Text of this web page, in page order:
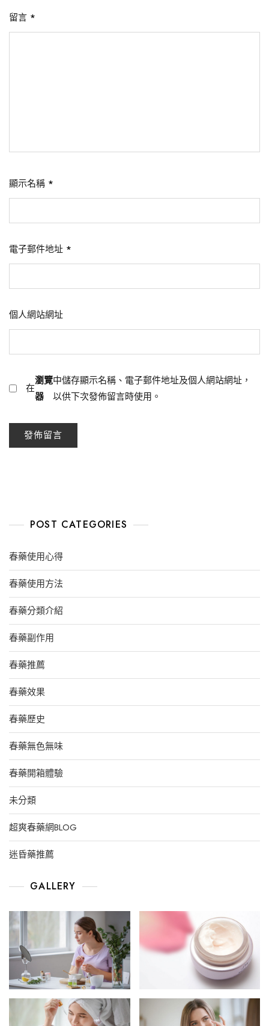
留言 *
顯示名稱 *
電子郵件地址 *
個人網站網址
在
瀏覽
器
中儲存顯示名稱、電子郵件地址及個人網站網址，
以供下次發佈留言時使用。
POST CATEGORIES
春藥使用心得
春藥使用方法
春藥分類介紹
春藥副作用
春藥推薦
春藥效果
春藥歷史
春藥無色無味
春藥開箱體驗
未分類
超爽春藥網BLOG
迷昏藥推薦
GALLERY